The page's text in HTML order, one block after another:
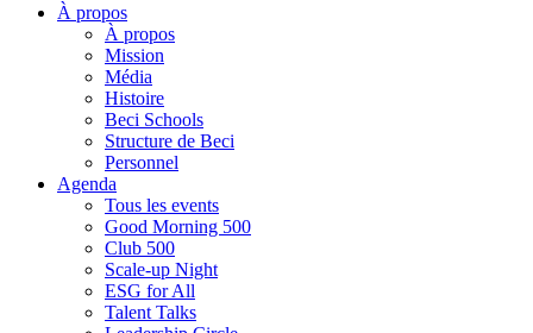
À propos
À propos
Mission
Média
Histoire
Beci Schools
Structure de Beci
Personnel
Agenda
Tous les events
Good Morning 500
Club 500
Scale-up Night
ESG for All
Talent Talks